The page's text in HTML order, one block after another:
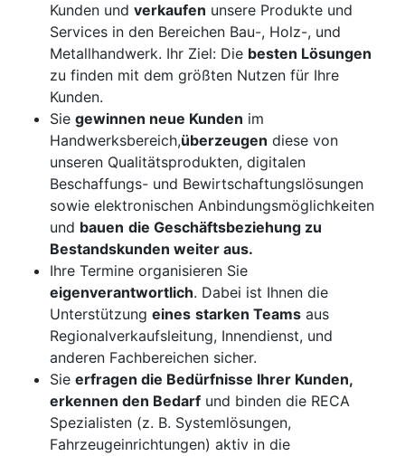
Kunden und verkaufen unsere Produkte und
Services in den Bereichen Bau-, Holz-, und
Metallhandwerk. Ihr Ziel: Die besten Lösungen
zu finden mit dem größten Nutzen für Ihre
Kunden.
Sie gewinnen neue Kunden im
Handwerksbereich,überzeugen diese von
unseren Qualitätsprodukten, digitalen
Beschaffungs- und Bewirtschaftungslösungen
sowie elektronischen Anbindungsmöglichkeiten
und bauen die Geschäftsbeziehung zu
Bestandskunden weiter aus.
Ihre Termine organisieren Sie
eigenverantwortlich. Dabei ist Ihnen die
Unterstützung eines starken Teams aus
Regionalverkaufsleitung, Innendienst, und
anderen Fachbereichen sicher.
Sie erfragen die Bedürfnisse Ihrer Kunden,
erkennen den Bedarf und binden die RECA
Spezialisten (z. B. Systemlösungen,
Fahrzeugeinrichtungen) aktiv in die